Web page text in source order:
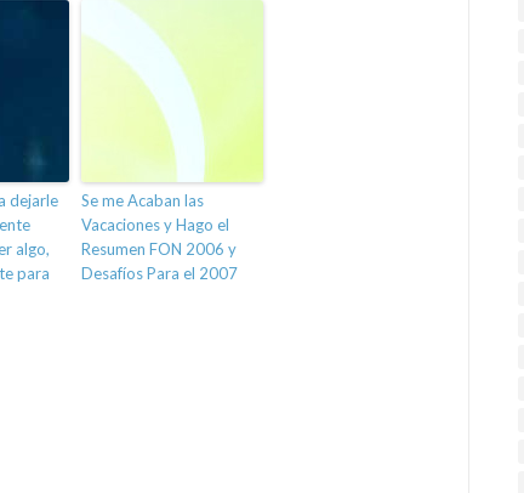
dejarle
algo,
para
Se me Acaban las
Vacaciones y Hago el
Resumen FON 2006 y
Desafíos Para el 2007